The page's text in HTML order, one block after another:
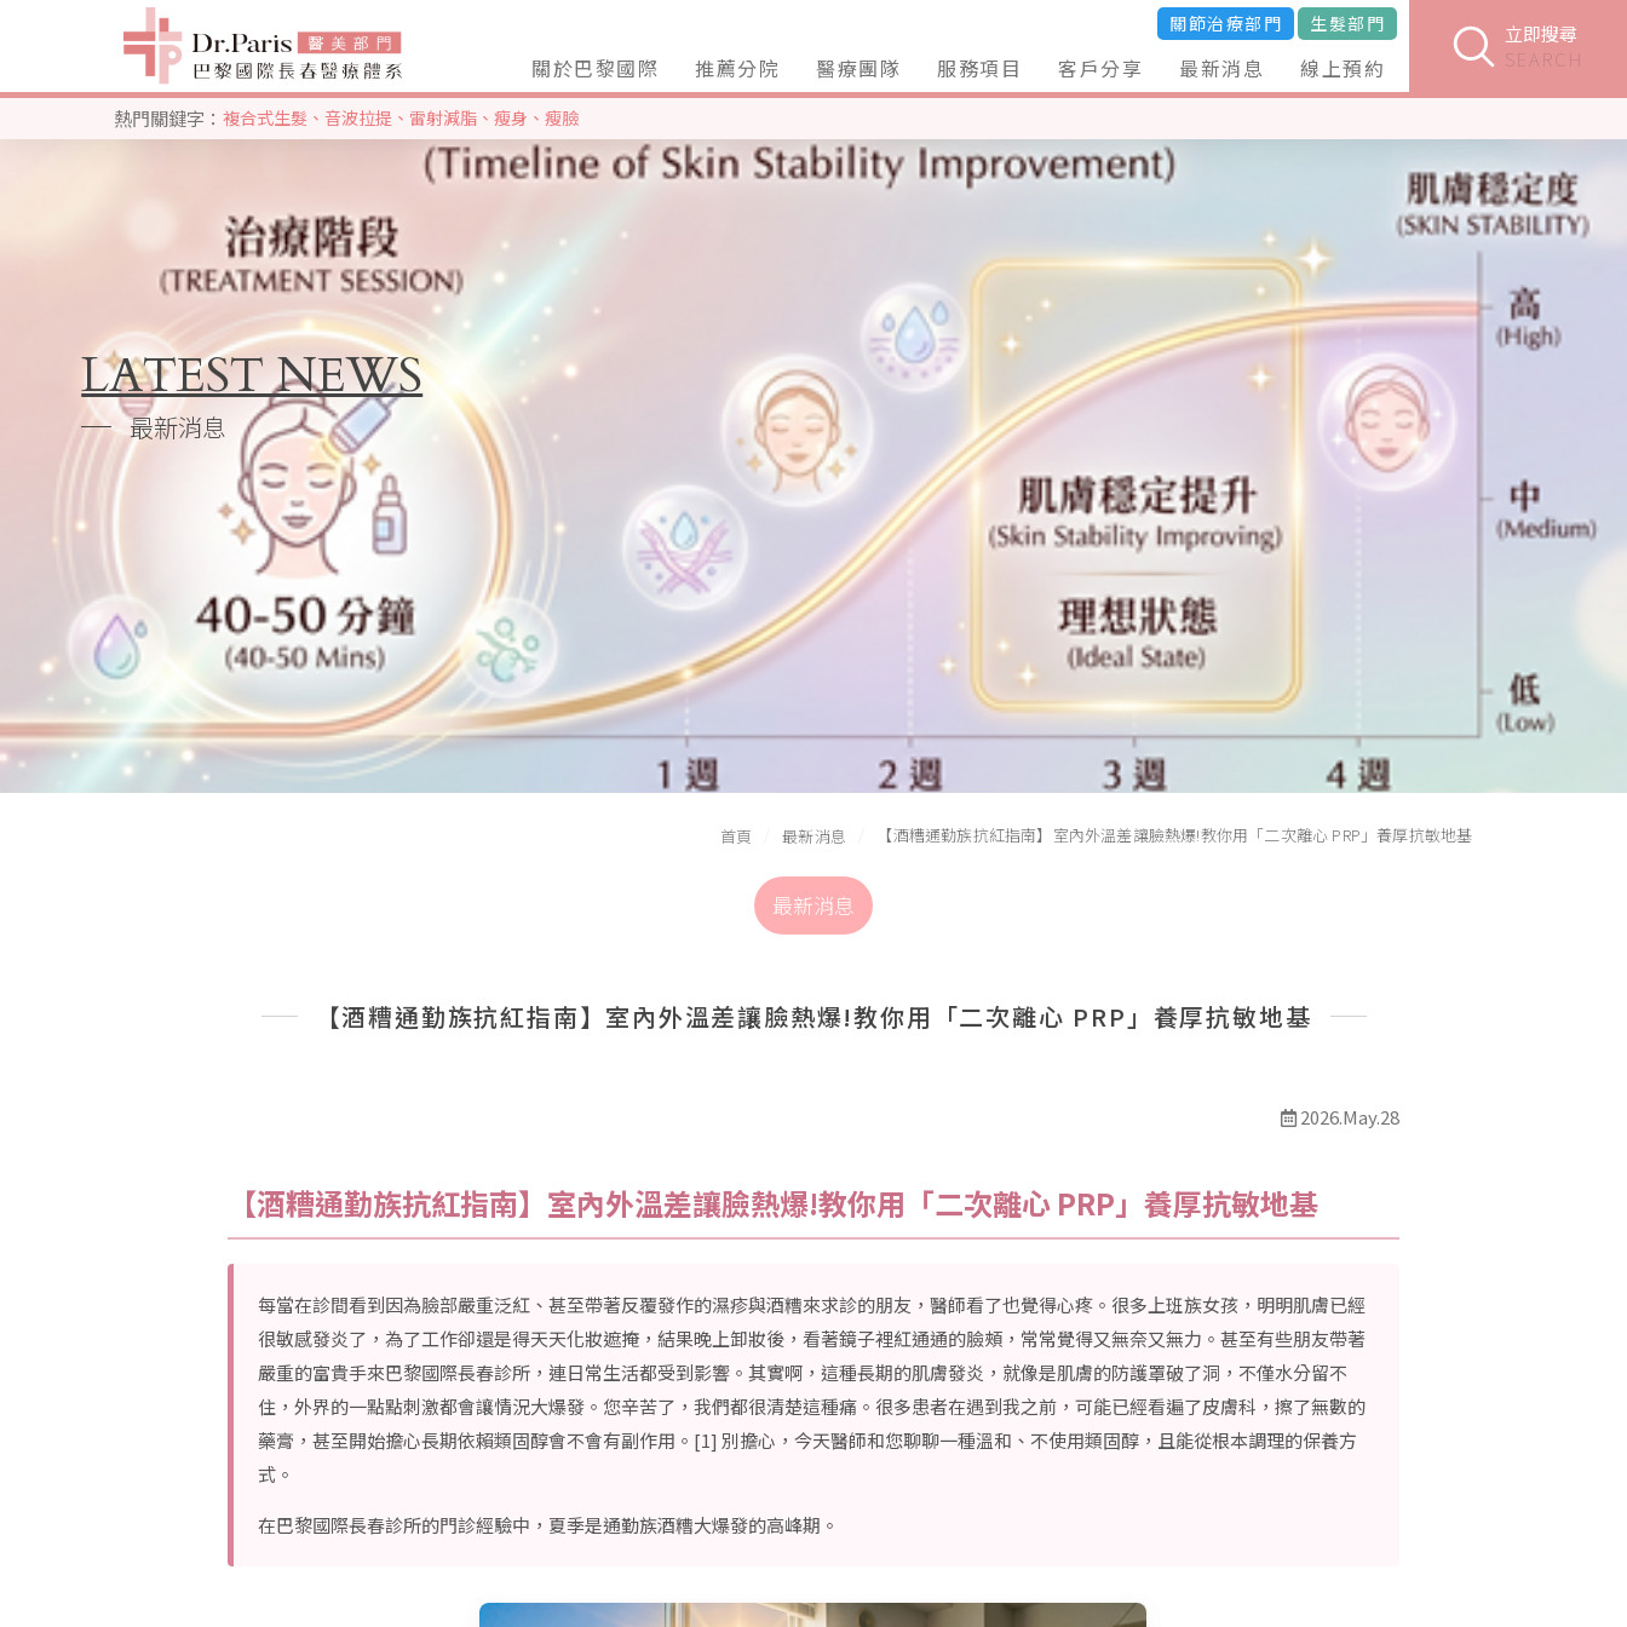
關節治療部門 生髮部門
立即搜尋
SEARCH
關於巴黎國際 推薦分院 醫療團隊 服務項目
醫美療程
減脂瘦身治療
各式新型雷射
養生美白點滴
水光針煥膚
複合式生髮
關節療程
不動刀關節
客戶分享 最新消息 線上預約
熱門關鍵字：複合式生髮 、音波拉提 、 雷射減脂 、瘦身 、瘦臉
LATEST NEWS
最新消息
首頁 最新消息 【酒糟通勤族抗紅指南】室內外溫差讓臉熱爆!教你用「二次離心 PRP」養厚抗敏地基
最新消息
【酒糟通勤族抗紅指南】室內外溫差讓臉熱爆!教你用「二次離心 PRP」養厚抗敏地基
2026.May.28
【酒糟通勤族抗紅指南】室內外溫差讓臉熱爆!教你用「二次離心 PRP」養厚抗敏地基
每當在診間看到因為臉部嚴重泛紅、甚至帶著反覆發作的濕疹與酒糟來求診的朋友，醫師看了也覺得心疼。很多上班族女孩，明明肌膚已經
很敏感發炎了，為了工作卻還是得天天化妝遮掩，結果晚上卸妝後，看著鏡子裡紅通通的臉頰，常常覺得又無奈又無力。甚至有些朋友帶著
嚴重的富貴手來巴黎國際長春診所，連日常生活都受到影響。其實啊，這種長期的肌膚發炎，就像是肌膚的防護罩破了洞，不僅水分留不
住，外界的一點點刺激都會讓情況大爆發。您辛苦了，我們都很清楚這種痛。很多患者在遇到我之前，可能已經看遍了皮膚科，擦了無數的
藥膏，甚至開始擔心長期依賴類固醇會不會有副作用。[1] 別擔心，今天醫師和您聊聊一種溫和、不使用類固醇，且能從根本調理的保養方
式。
在巴黎國際長春診所的門診經驗中，夏季是通勤族酒糟大爆發的高峰期。